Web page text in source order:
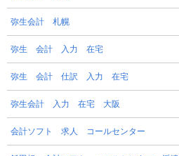
弥生会計 札幌
弥生 会計 入力 在宅
弥生 会計 仕訳 入力 在宅
弥生会計 入力 在宅 大阪
会計ソフト 求人 コールセンター